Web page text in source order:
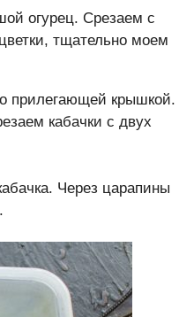
огурец. Срезаем с
тщательно моем
прилегающей крышкой.
кабачки с двух
Через царапины